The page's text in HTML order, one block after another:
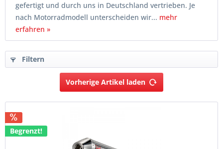
gefertigt und durch uns in Deutschland vertrieben. Je
nach Motorradmodell unterscheiden wir... mehr
erfahren »
Filtern
Vorherige Artikel laden
Begrenzt!